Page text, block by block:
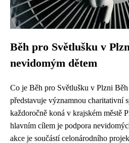
Běh pro Světlušku v
nevidomým dětem
Co je Běh pro Světlušku v Plzni
představuje významnou charitativní
každoročně koná v krajském městě
hlavním cílem je podpora
akce je součástí celonárodního